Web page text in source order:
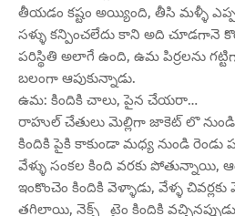
తీయడం కష్టం అయ్యింది, తీసి మళ్ళీ
సళ్ళు కన్పించలేదు కాని అది చూడగానె
పరిస్థితి అలాగే ఉంది, ఉమ పిర్రలను
బలంగా ఆపుకున్నాడు.
ఉమ: కిందికి చాలు, పైన చేయరా…
రాహుల్ చేతులు మెల్లిగా జాకెట్ లొ
కిందికి పైకి కాకుండా మధ్య నుండి రెండు
వేళ్ళు సంకల కింది వరకు
ఇంకొంచెం కిందికి వెళ్ళాడు, వేళ్ళ
తగిలాయి, నెక్స్ట్ టైం కిందికి